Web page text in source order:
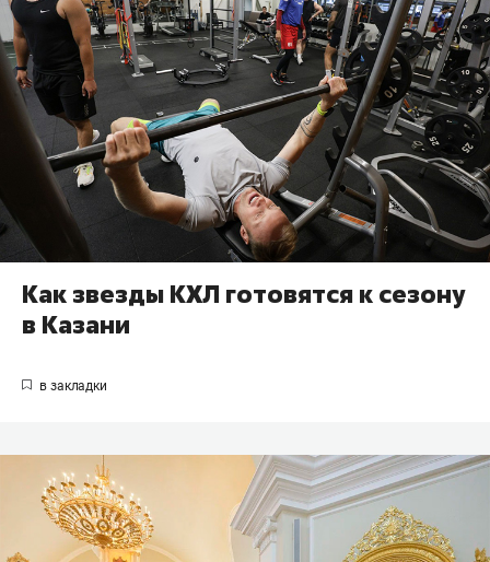
Как звезды КХЛ готовятся к сезону
в Казани